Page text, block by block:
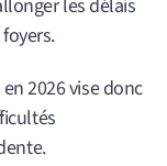
les délais
2026 vise donc